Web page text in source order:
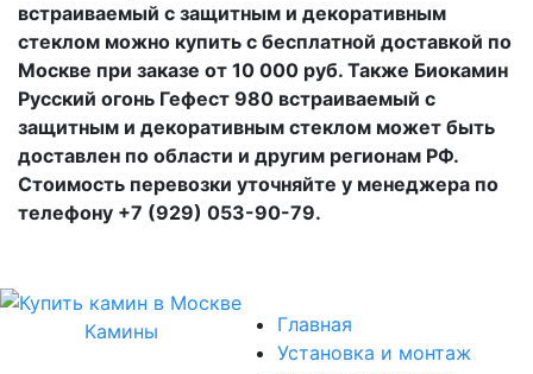
встраиваемый с защитным и декоративным
стеклом можно купить с бесплатной доставкой по
Москве при заказе от 10 000 руб. Также Биокамин
Русский огонь Гефест 980 встраиваемый с
защитным и декоративным стеклом может быть
доставлен по области и другим регионам РФ.
Стоимость перевозки уточняйте у менеджера по
телефону +7 (929) 053-90-79.
Камины
Главная
Установка и монтаж